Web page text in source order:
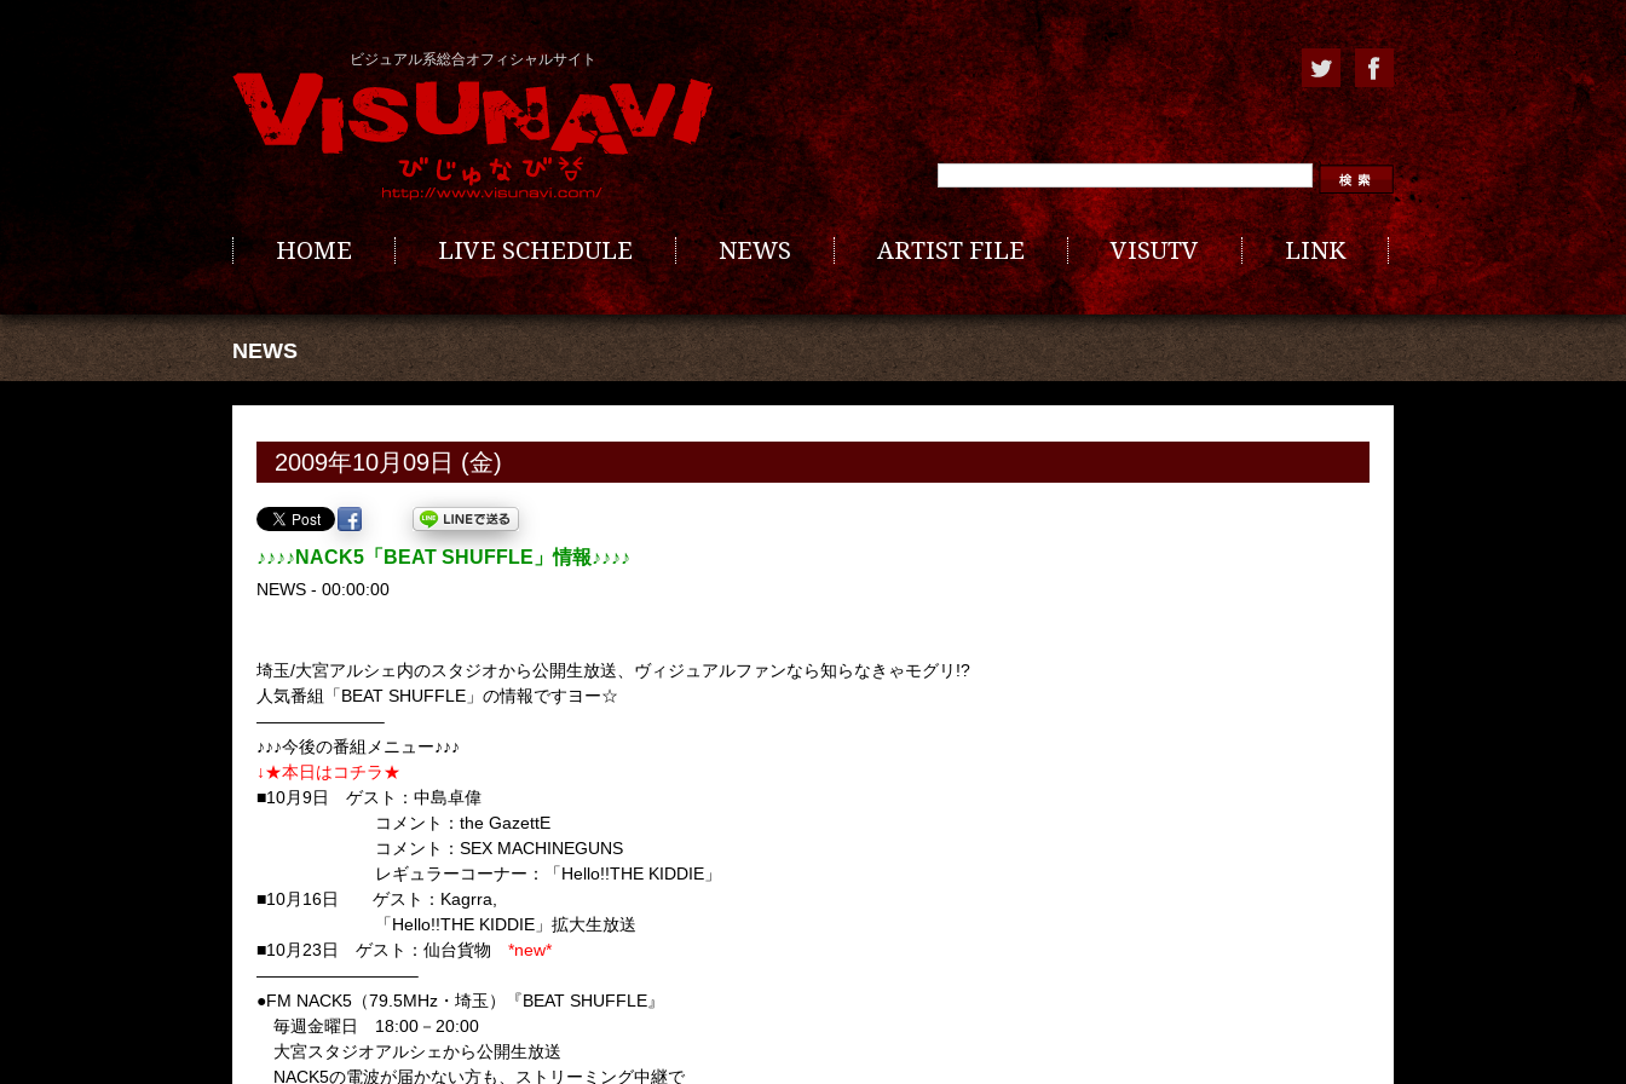
ビジュアル系総合オフィシャルサイト
HOME LIVE SCHEDULE NEWS ARTIST FILE VISUTV LINK
NEWS
2009年10月09日 (金)
♪♪♪♪NACK5「BEAT SHUFFLE」情報♪♪♪♪
NEWS - 00:00:00
埼玉/大宮アルシェ内のスタジオから公開生放送、ヴィジュアルファンなら知らなきゃモグリ!?
人気番組「BEAT SHUFFLE 」の情報ですヨー☆
———————–
♪♪♪今後の番組メニュー♪♪♪
↓★本日はコチラ★
■10月9日 ゲスト：中島卓偉
コメント：the GazettE
コメント：SEX MACHINEGUNS
レギュラーコーナー：「Hello!!THE KIDDIE」
■10月16日 ゲスト：Kagrra,
「Hello!!THE KIDDIE」拡大生放送
■10月23日 ゲスト：仙台貨物 *new*
—————————–
●FM NACK5（79.5MHz・埼玉）『BEAT SHUFFLE』
毎週金曜日 18:00－20:00
大宮スタジオアルシェから公開生放送
NACK5の電波が届かない方も、ストリーミング中継で